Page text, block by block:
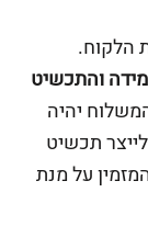
הלקוח.
5 ימי עסקים במידה והתכשיט
יהיה
לייצר תכשיט
על מנת